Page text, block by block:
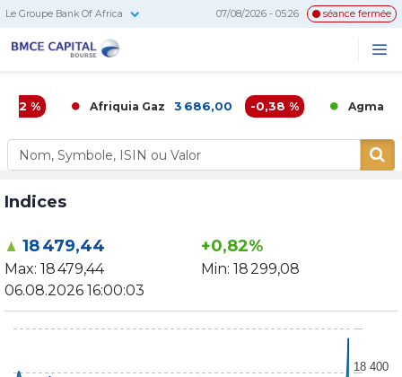
Le Groupe Bank Of Africa 07/08/2026 - 05:26 séance fermée
% Afriquia Gaz 3 686,00 -0,38 % Agma 6
Indices
18 479,44
Max: 18 479,44
+0,82%
Min: 18 299,08
06.08.2026 16:00:03
18 400